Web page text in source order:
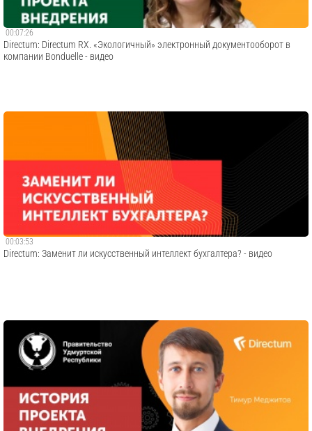
00:07:26
Directum: Directum RX. «Экологичный» электронный документооборот в
компании Bonduelle - видео
00:03:53
Directum: Заменит ли искусственный интеллект бухгалтера? - видео